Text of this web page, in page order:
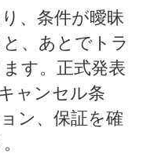
、条件が曖昧
、あとでトラ
す。正式発表
ャンセル条
ン、保証を確